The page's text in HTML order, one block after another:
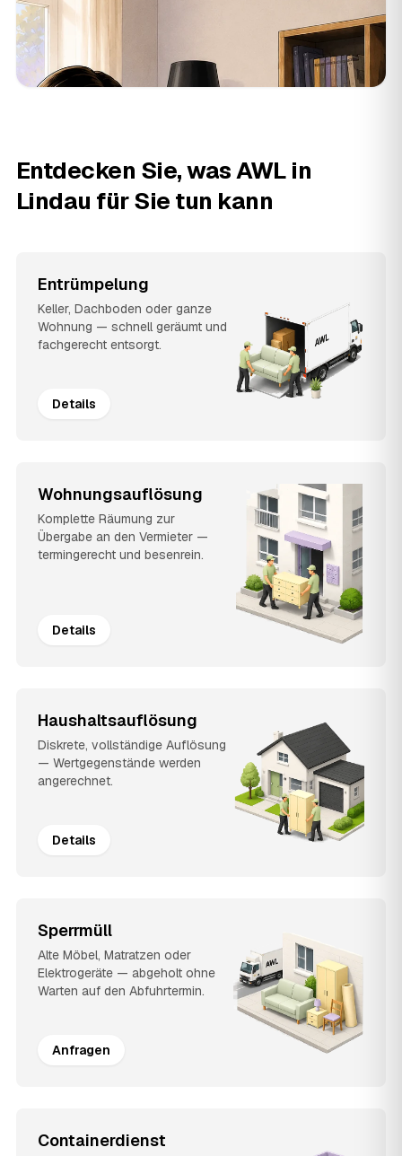
Entdecken Sie, was AWL in
Lindau für Sie tun kann
Entrümpelung
Keller, Dachboden oder ganze
Wohnung — schnell geräumt und
fachgerecht entsorgt.
Details
Wohnungsauflösung
Komplette Räumung zur
Übergabe an den Vermieter —
termingerecht und besenrein.
Details
Haushaltsauflösung
Diskrete, vollständige Auflösung
— Wertgegenstände werden
angerechnet.
Details
Sperrmüll
Alte Möbel, Matratzen oder
Elektrogeräte — abgeholt ohne
Warten auf den Abfuhrtermin.
Anfragen
Containerdienst